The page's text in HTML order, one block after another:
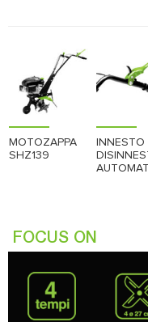
MOTOZAPPA
SHZ139
INNESTO
FOCUS ON